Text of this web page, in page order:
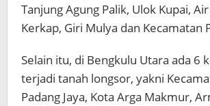
Tanjung Agung Palik, Ulok Kupai,
Kerkap, Giri Mulya dan Kecamatan
Selain itu, di Bengkulu Utara ada 6
terjadi tanah longsor, yakni
Padang Jaya, Kota Arga Makmur,